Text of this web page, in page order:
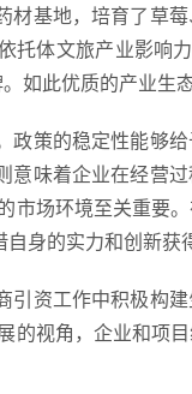
基地，培育了草
体文旅产业影响
如此优质的产业生
策的稳定性能够
味着企业在经营
场环境至关重要
身的实力和创新获
资工作中积极构
的视角，企业和